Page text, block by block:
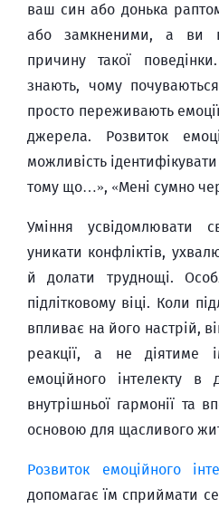
ваш син або донька
або замкненими, а ви
причину такої
знають, чому
просто переживають
джерела. Розвиток
можливість
тому що…», «Мені сумно
Уміння усвідомлювати
уникати конфліктів,
й долати труднощі.
підлітковому віці. Коли
впливає на його настрій,
реакції, а не діятиме
емоційного інтелекту
внутрішньої гармонії та
основою для щасливого
Розвиток емоційного
допомагає їм сприймати